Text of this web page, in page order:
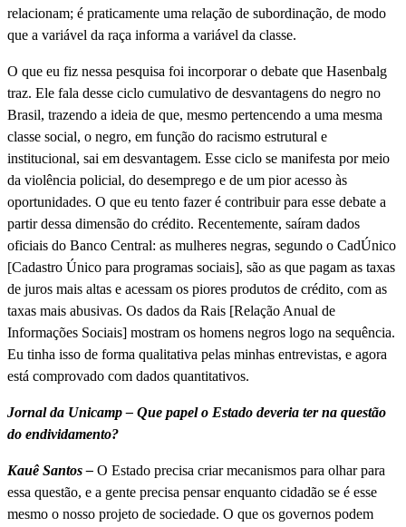
relacionam; é praticamente uma relação de subordinação, de modo
que a variável da raça informa a variável da classe.
O que eu fiz nessa pesquisa foi incorporar o debate que Hasenbalg
traz. Ele fala desse ciclo cumulativo de desvantagens do negro no
Brasil, trazendo a ideia de que, mesmo pertencendo a uma mesma
classe social, o negro, em função do racismo estrutural e
institucional, sai em desvantagem. Esse ciclo se manifesta por meio
da violência policial, do desemprego e de um pior acesso às
oportunidades. O que eu tento fazer é contribuir para esse debate a
partir dessa dimensão do crédito. Recentemente, saíram dados
oficiais do Banco Central: as mulheres negras, segundo o CadÚnico
[Cadastro Único para programas sociais], são as que pagam as taxas
de juros mais altas e acessam os piores produtos de crédito, com as
taxas mais abusivas. Os dados da Rais [Relação Anual de
Informações Sociais] mostram os homens negros logo na sequência.
Eu tinha isso de forma qualitativa pelas minhas entrevistas, e agora
está comprovado com dados quantitativos.
Jornal da Unicamp – Que papel o Estado deveria ter na questão
do endividamento?
Kauê Santos – O Estado precisa criar mecanismos para olhar para
essa questão, e a gente precisa pensar enquanto cidadão se é esse
mesmo o nosso projeto de sociedade. O que os governos podem